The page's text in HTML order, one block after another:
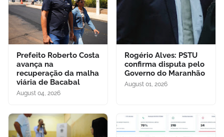
Prefeito Roberto Costa
avança na
recuperação da malha
viária de Bacabal
August 04, 2026
Rogério Alves: PSTU
confirma disputa pelo
Governo do Maranhão
August 01, 2026